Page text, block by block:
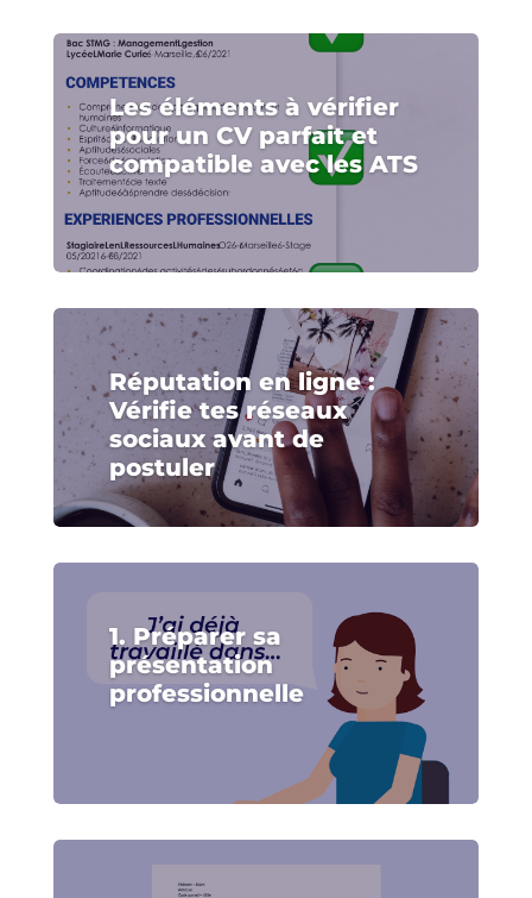
Les éléments à vérifier
pour un CV parfait et
compatible avec les ATS
Réputation en ligne :
Vérifie tes réseaux
sociaux avant de
postuler
1. Préparer sa
présentation
professionnelle